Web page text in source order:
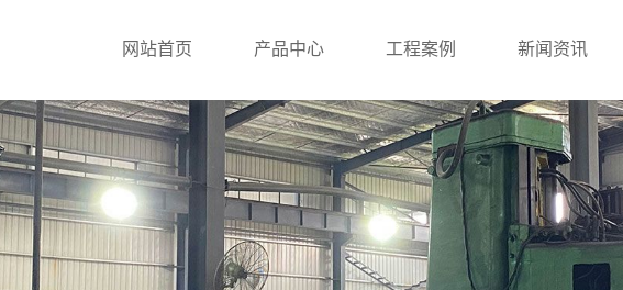
网站首页 产品中心 工程案例 新闻资讯